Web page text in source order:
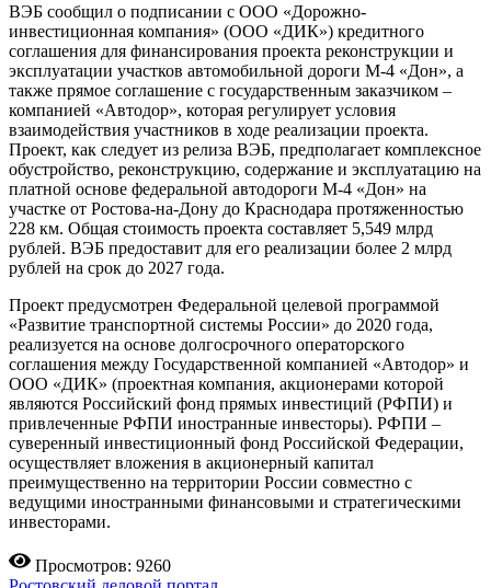
ВЭБ сообщил о подписании с ООО «Дорожно-
инвестиционная компания» (ООО «ДИК») кредитного
соглашения для финансирования проекта реконструкции и
эксплуатации участков автомобильной дороги М-4 «Дон», а
также прямое соглашение с государственным заказчиком –
компанией «Автодор», которая регулирует условия
взаимодействия участников в ходе реализации проекта.
Проект, как следует из релиза ВЭБ, предполагает комплексное
обустройство, реконструкцию, содержание и эксплуатацию на
платной основе федеральной автодороги М-4 «Дон» на
участке от Ростова-на-Дону до Краснодара протяженностью
228 км. Общая стоимость проекта составляет 5,549 млрд
рублей. ВЭБ предоставит для его реализации более 2 млрд
рублей на срок до 2027 года.
Проект предусмотрен Федеральной целевой программой
«Развитие транспортной системы России» до 2020 года,
реализуется на основе долгосрочного операторского
соглашения между Государственной компанией «Автодор» и
ООО «ДИК» (проектная компания, акционерами которой
являются Российский фонд прямых инвестиций (РФПИ) и
привлеченные РФПИ иностранные инвесторы). РФПИ –
суверенный инвестиционный фонд Российской Федерации,
осуществляет вложения в акционерный капитал
преимущественно на территории России совместно с
ведущими иностранными финансовыми и стратегическими
инвесторами.
Просмотров: 9260